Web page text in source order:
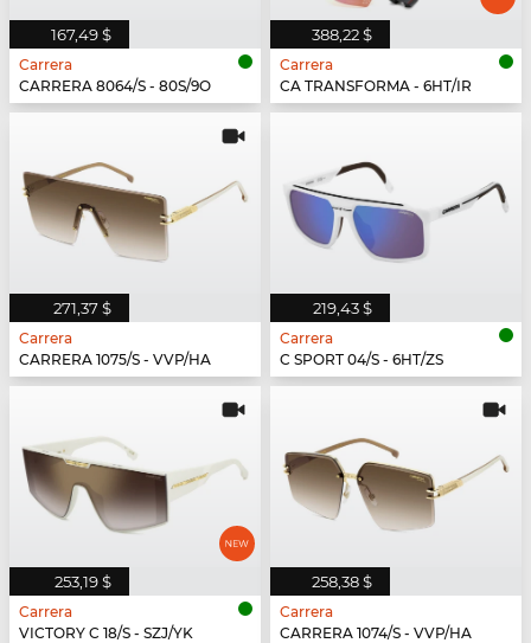
167,49 $
Carrera
CARRERA 8064/S - 80S/9O
388,22 $
Carrera
CA TRANSFORMA - 6HT/IR
271,37 $
Carrera
CARRERA 1075/S - VVP/HA
219,43 $
Carrera
C SPORT 04/S - 6HT/ZS
253,19 $
Carrera
VICTORY C 18/S - SZJ/YK
258,38 $
Carrera
CARRERA 1074/S - VVP/HA